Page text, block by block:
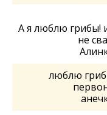
А я люблю грибы!
не
люблю